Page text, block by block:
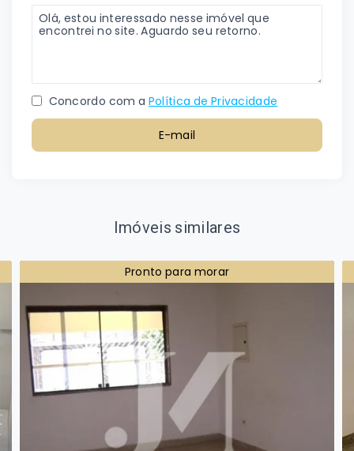
Concordo com a Política de Privacidade
E-mail
Imóveis similares
Pronto para morar